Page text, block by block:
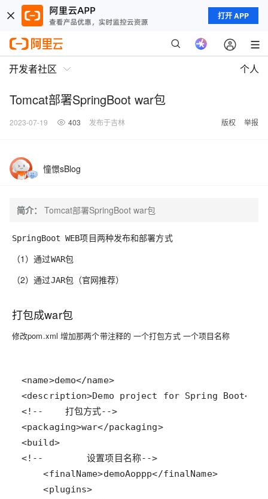
打开 APP
开发者社区 个人
Tomcat部署SpringBoot war包
2023-07-19 403 发布于吉林 版权 举报
憧憬sBlog
简介： Tomcat部署SpringBoot war包
SpringBoot WEB项目两种发布和部署方式
（1）通过WAR包
（2）通过JAR包（官网推荐）
打包成war包
修改pom.xml 增加那两个带注释的 一个打包方式 一个项目名称
<name>demo</name>
<packaging>war</packaging>
<build>
    <finalName>demoAoppp</finalName>